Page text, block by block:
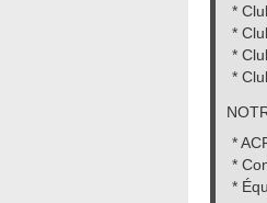
*
*
*
*
*
*
*